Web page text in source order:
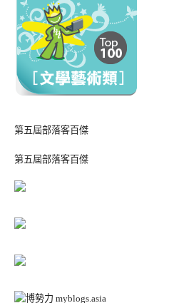
第五屆部落客百傑
第五屆部落客百傑